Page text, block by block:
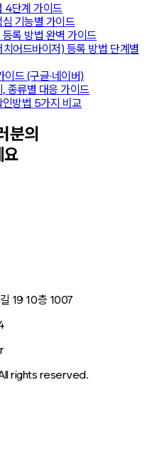
4단계 가이드
기능별 가이드
록 방법 완벽 가이드
어드바이저) 등록 방법 단계별
드 (구글·네이버)
종류별 대응 가이드
방법 5가지 비교
분의
요
19 10층 1007
rights reserved.